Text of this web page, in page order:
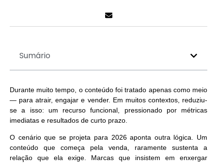
Sumário
Durante muito tempo, o conteúdo foi tratado apenas como meio
— para atrair, engajar e vender. Em muitos contextos, reduziu-
se a isso: um recurso funcional, pressionado por métricas
imediatas e resultados de curto prazo.
O cenário que se projeta para 2026 aponta outra lógica. Um
conteúdo que começa pela venda, raramente sustenta a
relação que ela exige. Marcas que insistem em enxergar